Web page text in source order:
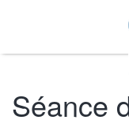
Séance